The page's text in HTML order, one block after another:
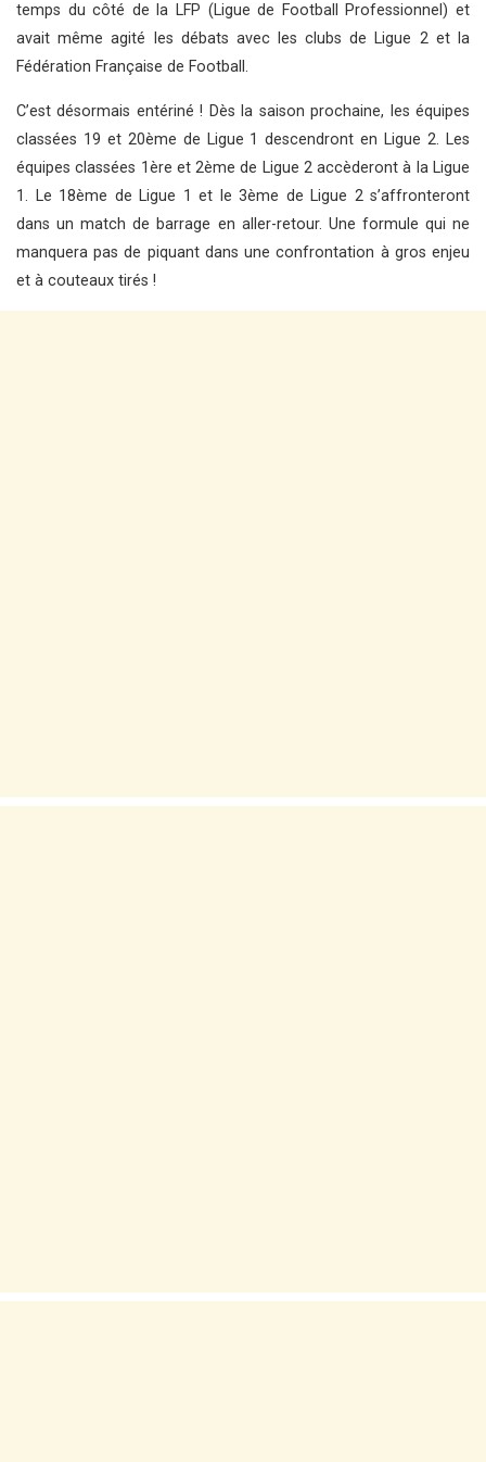
temps du côté de la LFP (Ligue de Football Professionnel) et
avait même agité les débats avec les clubs de Ligue 2 et la
Fédération Française de Football.
C’est désormais entériné ! Dès la saison prochaine, les équipes
classées 19 et 20ème de Ligue 1 descendront en Ligue 2. Les
équipes classées 1ère et 2ème de Ligue 2 accèderont à la Ligue
1. Le 18ème de Ligue 1 et le 3ème de Ligue 2 s’affronteront
dans un match de barrage en aller-retour. Une formule qui ne
manquera pas de piquant dans une confrontation à gros enjeu
et à couteaux tirés !